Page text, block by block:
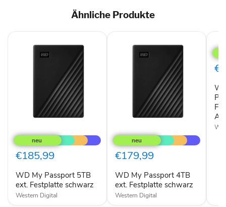
Ähnliche Produkte
My
Passport
5TB
ext.
schwarz
€185,99
WD My Passport 5TB
ext. Festplatte schwarz
Western Digital
My
Passport
4TB
ext.
schwarz
€179,99
WD My Passport 4TB
ext. Festplatte schwarz
Western Digital
My
6TB
3.2
Gen
1
Typ
A
A